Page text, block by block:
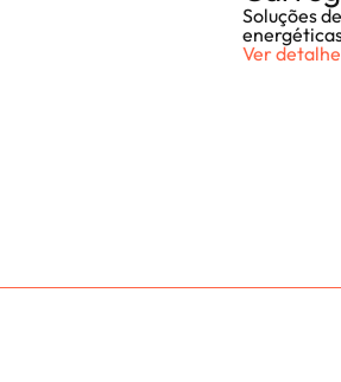
Soluções
Ver